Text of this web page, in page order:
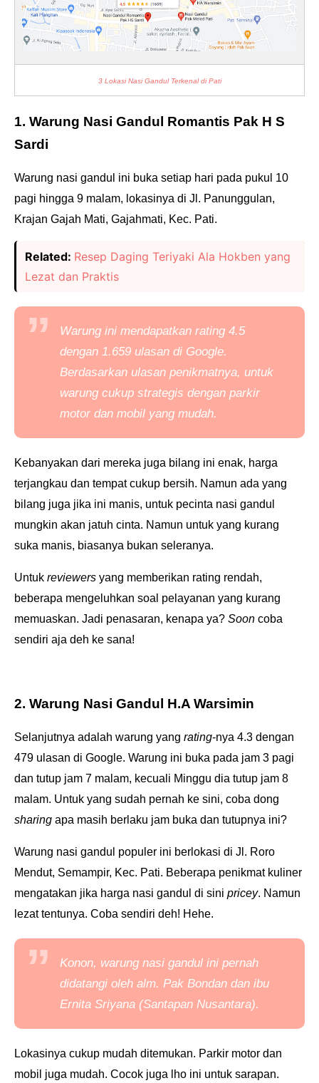
3 Lokasi Nasi Gandul Terkenal di Pati
1. Warung Nasi Gandul Romantis Pak H S
Sardi
Warung nasi gandul ini buka setiap hari pada pukul 10
pagi hingga 9 malam, lokasinya di Jl. Panunggulan,
Krajan Gajah Mati, Gajahmati, Kec. Pati.
Related: Resep Daging Teriyaki Ala Hokben yang
Lezat dan Praktis
Warung ini mendapatkan rating 4.5
dengan 1.659 ulasan di Google.
Berdasarkan ulasan penikmatnya, untuk
warung cukup strategis dengan parkir
motor dan mobil yang mudah.
Kebanyakan dari mereka juga bilang ini enak, harga
terjangkau dan tempat cukup bersih. Namun ada yang
bilang juga jika ini manis, untuk pecinta nasi gandul
mungkin akan jatuh cinta. Namun untuk yang kurang
suka manis, biasanya bukan seleranya.
Untuk reviewers yang memberikan rating rendah,
beberapa mengeluhkan soal pelayanan yang kurang
memuaskan. Jadi penasaran, kenapa ya? Soon coba
sendiri aja deh ke sana!
2. Warung Nasi Gandul H.A Warsimin
Selanjutnya adalah warung yang rating-nya 4.3 dengan
479 ulasan di Google. Warung ini buka pada jam 3 pagi
dan tutup jam 7 malam, kecuali Minggu dia tutup jam 8
malam. Untuk yang sudah pernah ke sini, coba dong
sharing apa masih berlaku jam buka dan tutupnya ini?
Warung nasi gandul populer ini berlokasi di Jl. Roro
Mendut, Semampir, Kec. Pati. Beberapa penikmat kuliner
mengatakan jika harga nasi gandul di sini pricey. Namun
lezat tentunya. Coba sendiri deh! Hehe.
Konon, warung nasi gandul ini pernah
didatangi oleh alm. Pak Bondan dan ibu
Ernita Sriyana (Santapan Nusantara).
Lokasinya cukup mudah ditemukan. Parkir motor dan
mobil juga mudah. Cocok juga lho ini untuk sarapan.